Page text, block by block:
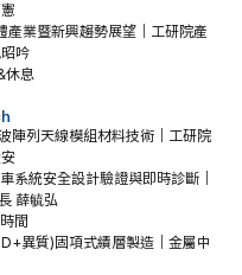
產業暨新興趨勢展望｜工研院產
吟
休息
陣列天線模組材料技術｜工研院
系統安全設計驗證與即時診斷｜
薛毓弘
間
異質)固項式績層製造｜金屬中